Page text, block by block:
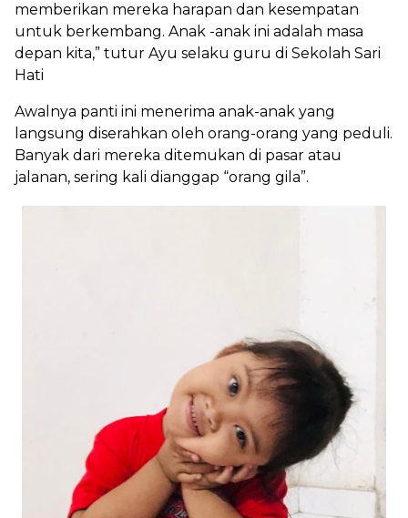
memberikan mereka harapan dan kesempatan
untuk berkembang. Anak -anak ini adalah masa
depan kita,” tutur Ayu selaku guru di Sekolah Sari
Hati
Awalnya panti ini menerima anak-anak yang
langsung diserahkan oleh orang-orang yang peduli.
Banyak dari mereka ditemukan di pasar atau
jalanan, sering kali dianggap “orang gila”.